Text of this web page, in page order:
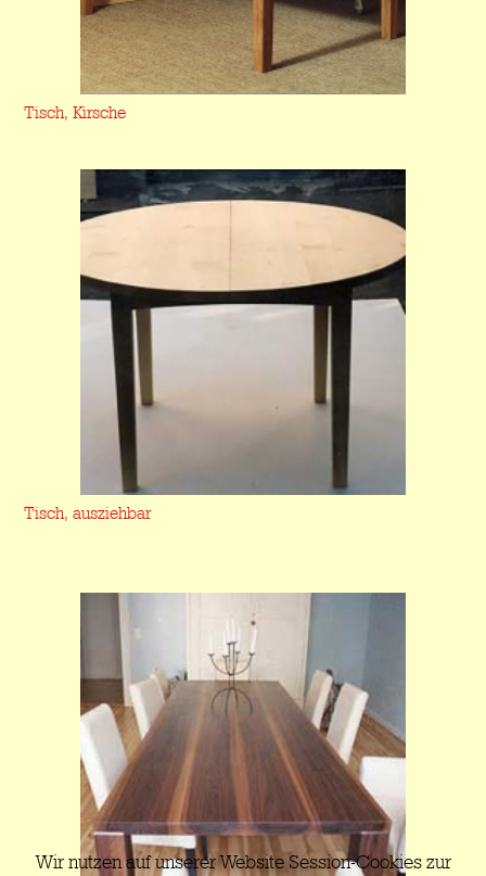
Tisch, Kirsche
Tisch, ausziehbar
Wir nutzen auf unserer Website Session-Cookies zur